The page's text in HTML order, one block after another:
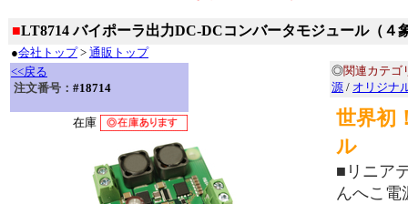
■LT8714 バイポーラ出力DC-DCコンバータモジュール（４
●会社トップ> 通販トップ
<<戻る
注文番号： #18714
在庫
◎関連カテゴ
源 / オリジナ
世界初
ル
■リニア
んへこ電